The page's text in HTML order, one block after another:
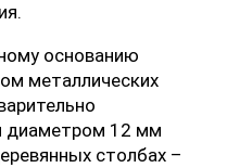
основанию
металлических
диаметром 12 мм
столбах –